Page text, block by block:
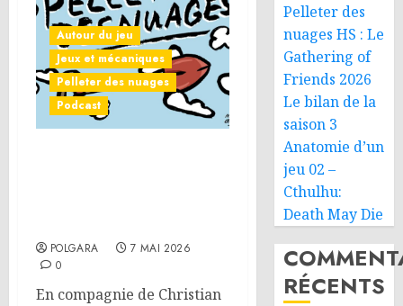
Autour du jeu
Jeux et mécaniques
Pelleter des nuages
Podcast
POLGARA
7 MAI 2026
0
En compagnie de Christian
Pelleter des
nuages HS : Le
Gathering of
Friends 2026
Le bilan de la
saison 3
Anatomie d’un
jeu 02 –
Cthulhu:
Death May Die
RÉCENTS